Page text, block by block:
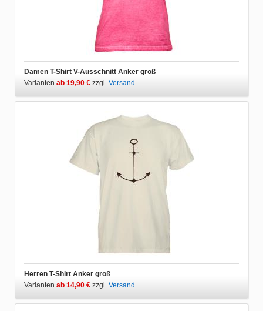
Damen T-Shirt V-Ausschnitt Anker groß
Varianten ab 19,90 € zzgl. Versand
Herren T-Shirt Anker groß
Varianten ab 14,90 € zzgl. Versand